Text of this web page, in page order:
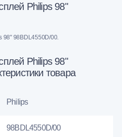
Philips 98"
98BDL4550D/00.
Philips 98"
товара
Philips
98BDL4550D/00